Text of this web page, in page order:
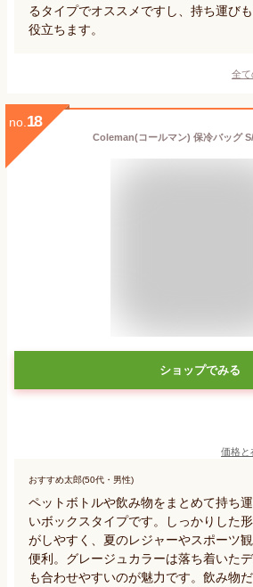
るタイプでオススメですし、持ち運び
役立ちます。
全て
no. 18
Coleman(コールマン) 保冷バッグ
ショップでみる
価格と
おすすめ太郎(50代・男性)
ペットボトルや飲み物をまとめて持ち
いボックスタイプです。しっかりした
がしやすく、夏のレジャーやスポーツ
便利。グレージュカラーは落ち着いた
も合わせやすいのが魅力です。飲み物